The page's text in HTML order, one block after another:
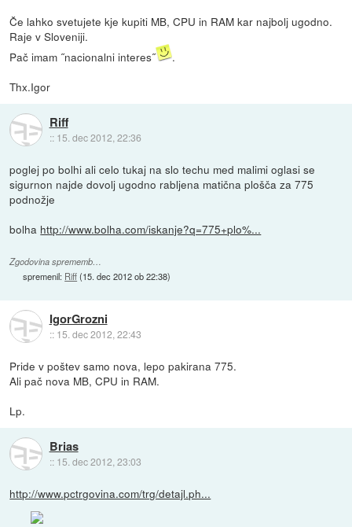
Če lahko svetujete kje kupiti MB, CPU in RAM kar najbolj ugodno.
Raje v Sloveniji.
Pač imam ˝nacionalni interes˝
.
Thx.Igor
Riff
:: 15. dec 2012, 22:36
poglej po bolhi ali celo tukaj na slo techu med malimi oglasi se
sigurnon najde dovolj ugodno rabljena matična plošča za 775
podnožje
bolha http://www.bolha.com/iskanje?q=775+plo%...
Zgodovina sprememb…
spremenil: Riff(15. dec 2012 ob 22:38)
IgorGrozni
:: 15. dec 2012, 22:43
Pride v poštev samo nova, lepo pakirana 775.
Ali pač nova MB, CPU in RAM.
Lp.
Brias
:: 15. dec 2012, 23:03
http://www.pctrgovina.com/trg/detajl.ph...